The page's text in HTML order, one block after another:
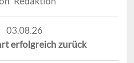
03.08.26
erfolgreich zurück